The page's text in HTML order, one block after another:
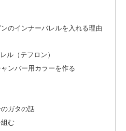
のインナーバレルを入れる理由
ル（テフロン）
ンバー用カラーを作る
ガタの話
む